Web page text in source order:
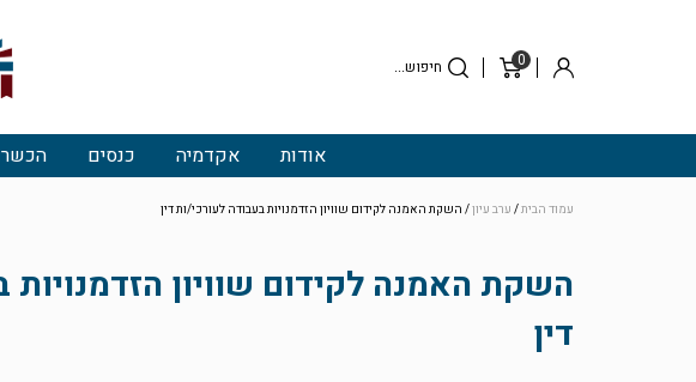
0
סל
התחבר
אודות אקדמיה כנסים
עמוד הבית/ ערב עיון/ השקת האמנה לקידום שוויון הזדמנויות בעבודה לעורכי/ות דין
השקת האמנה לקידום שוויון הזדמנויות
דין